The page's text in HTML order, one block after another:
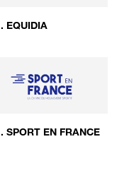
. EQUIDIA
. SPORT EN FRANCE